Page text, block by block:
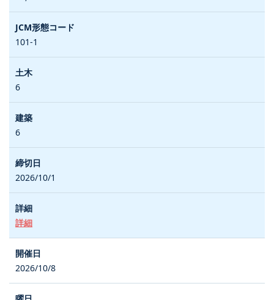
101-1
6
6
2026/10/1
詳細
2026/10/8